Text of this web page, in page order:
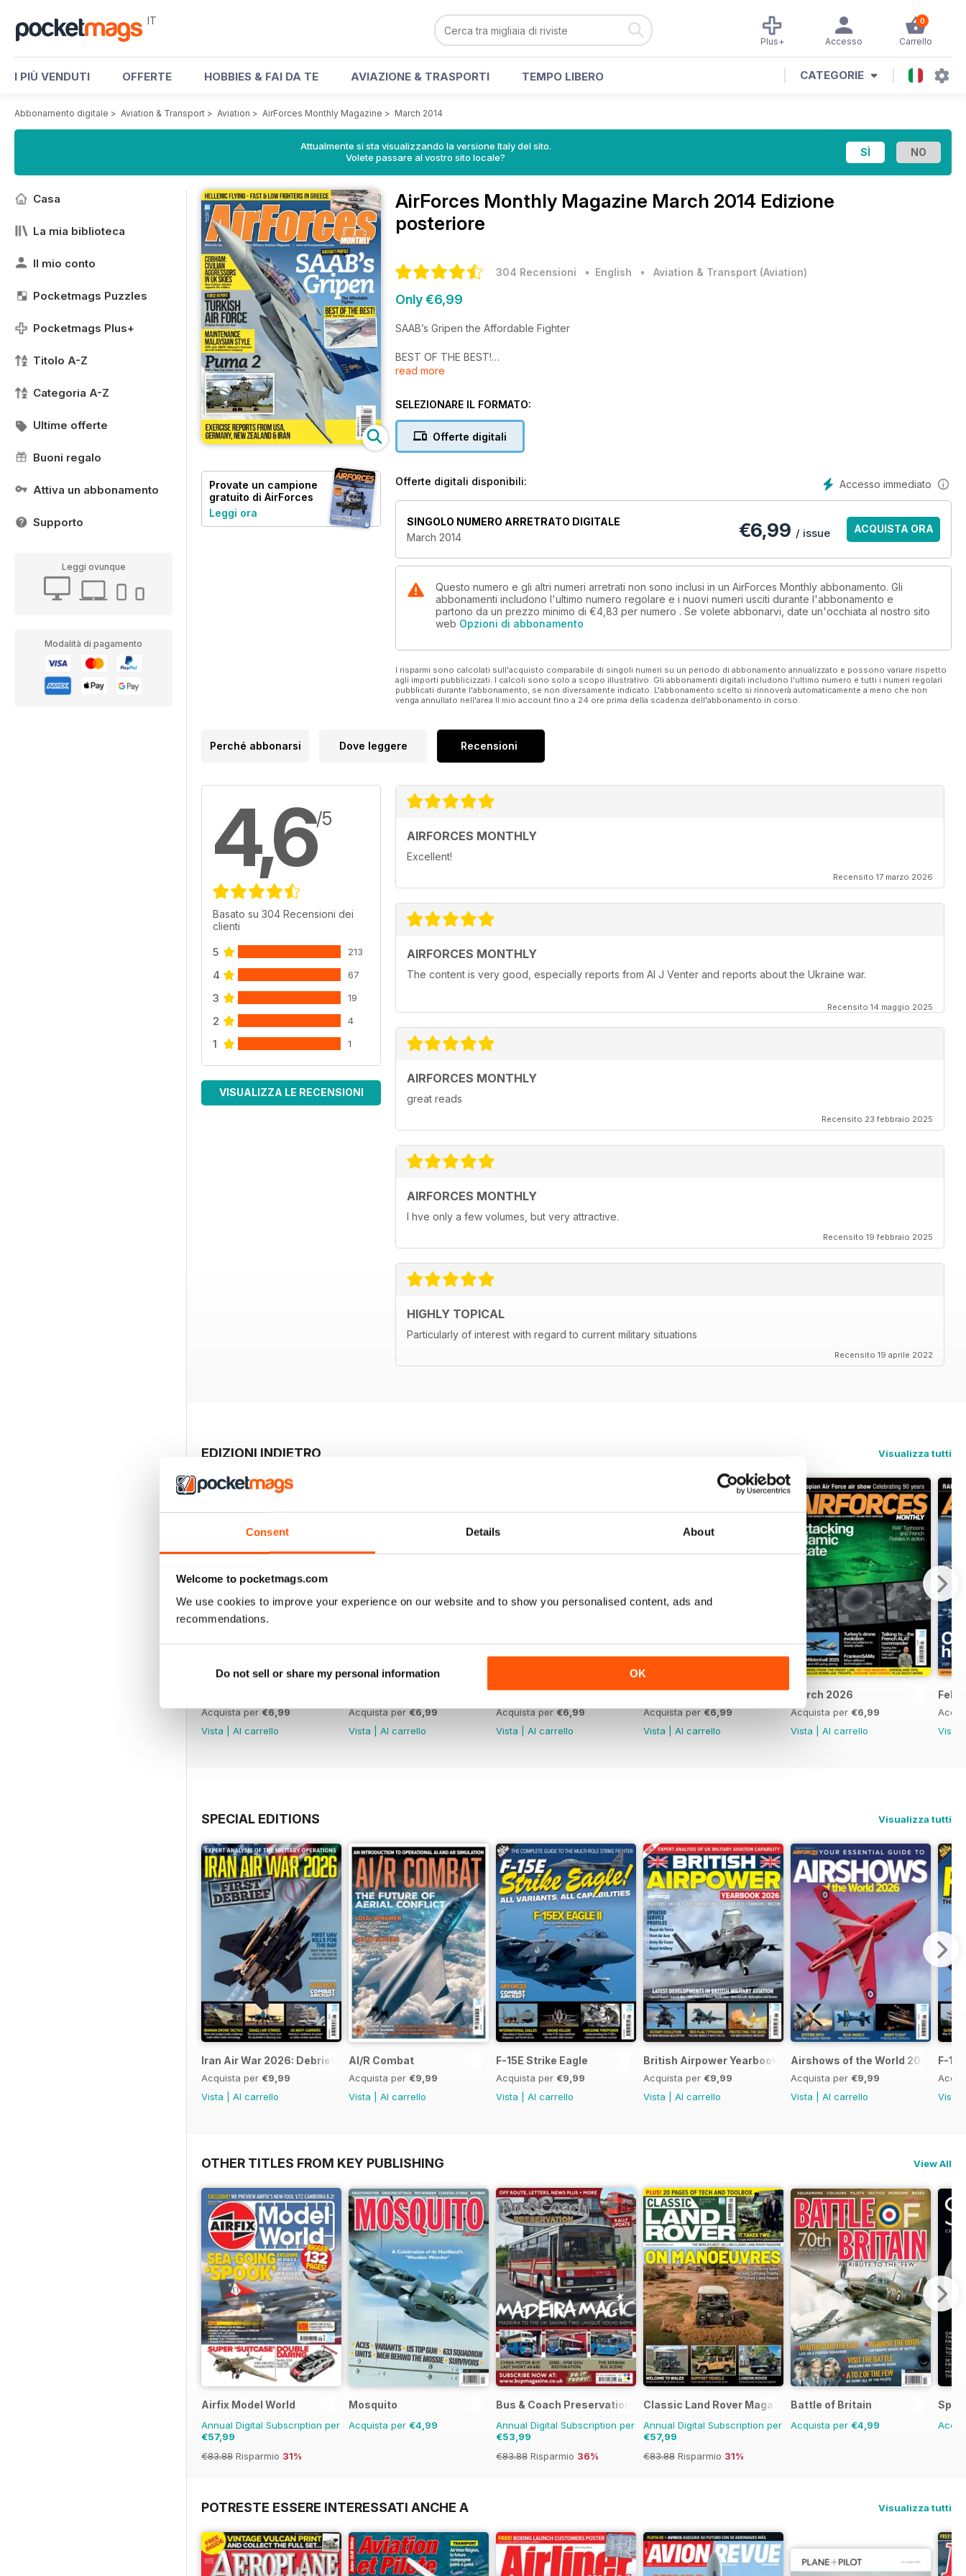
Consent Details About
Welcome to pocketmags.com
We use cookies to improve your experience on our website and to show you personalised content, ads and
recommendations.
Do not sell or share my personal information OK
IT 0
Carrello
Accesso
Plus+
I PIÙ VENDUTI OFFERTE HOBBIES & FAI DA TE AVIAZIONE & TRASPORTI TEMPO LIBERO CATEGORIE
Abbonamento digitale > Aviation & Transport > Aviation > AirForces Monthly Magazine > March 2014
Attualmente si sta visualizzando la versione Italy del sito.
Volete passare al vostro sito locale?
Casa
La mia biblioteca
Il mio conto
Pocketmags Puzzles
Pocketmags Plus+
Titolo A-Z
Categoria A-Z
Ultime offerte
Buoni regalo
Attiva un abbonamento
Supporto
Leggi ovunque
Modalità di pagamento
Provate un campione
gratuito di AirForces
Monthly
Leggi ora
AirForces Monthly Magazine March 2014 Edizione
posteriore
304 Recensioni • English • Aviation & Transport (Aviation)
Only €6,99
SAAB’s Gripen the Affordable Fighter
BEST OF THE BEST!
USAF Test Pilots School
COBHAM: CIVILIAN AGGRESSORS IN UK SKIES
TURKISH AIR FORCE
MAINTENANCE MALAYSIAN STYLE
AFM visits AIROD, Malaysia’s foremost aircraft maintenance company
Puma 2
RAF's New Cat Enters Service
read more
SELEZIONARE IL FORMATO:
Offerte digitali
Accesso immediato
Offerte digitali disponibili:
SINGOLO NUMERO ARRETRATO DIGITALE
March 2014
€6,99 / issue ACQUISTA ORA
Questo numero e gli altri numeri arretrati non sono inclusi in un AirForces Monthly abbonamento. Gli
abbonamenti includono l'ultimo numero regolare e i nuovi numeri usciti durante l'abbonamento e
partono da un prezzo minimo di €4,83 per numero . Se volete abbonarvi, date un'occhiata al nostro sito
web Opzioni di abbonamento
I risparmi sono calcolati sull'acquisto comparabile di singoli numeri su un periodo di abbonamento annualizzato e possono variare rispetto
agli importi pubblicizzati. I calcoli sono solo a scopo illustrativo. Gli abbonamenti digitali includono l'ultimo numero e tutti i numeri regolari
pubblicati durante l'abbonamento, se non diversamente indicato. L'abbonamento scelto si rinnoverà automaticamente a meno che non
venga annullato nell'area Il mio account fino a 24 ore prima della scadenza dell'abbonamento in corso.
Perché abbonarsi Dove leggere Recensioni
4,6/5
Basato su 304 Recensioni dei
clienti
5 213
4 67
3 19
2 4
1 1
VISUALIZZA LE RECENSIONI
AIRFORCES MONTHLY
Excellent!
Recensito 17 marzo 2026
AIRFORCES MONTHLY
The content is very good, especially reports from Al J Venter and reports about the Ukraine war.
Recensito 14 maggio 2025
AIRFORCES MONTHLY
great reads
Recensito 23 febbraio 2025
AIRFORCES MONTHLY
I hve only a few volumes, but very attractive.
Recensito 19 febbraio 2025
HIGHLY TOPICAL
Particularly of interest with regard to current military situations
Recensito 19 aprile 2022
EDIZIONI INDIETRO Visualizza tutti
Acquista per€6,99
Vista
Al carrello
Acquista per€6,99
Vista
Al carrello
May 2026
Acquista per€6,99
Vista
Al carrello
April 2026
Acquista per€6,99
Vista
Al carrello
March 2026
Acquista per €6,99
Vista
Al carrello
Vista
SPECIAL EDITIONS Visualizza tutti
Iran Air War 2026: Debrief
Acquista per €9,99
Vista
Al carrello
AI/R Combat
Acquista per €9,99
Vista
Al carrello
F-15E Strike Eagle
Acquista per €9,99
Vista
Al carrello
British Airpower Yearbook 2026
Acquista per €9,99
Vista
Al carrello
Airshows of the World 2026
Acquista per €9,99
Vista
Al carrello
F-16
Vista
OTHER TITLES FROM KEY PUBLISHING View All
Airfix Model World
Annual Digital Subscription per
€57,99
€83.88 Risparmio 31%
Mosquito
Acquista per €4,99
Bus & Coach Preservation
Annual Digital Subscription per
€53,99
€83.88 Risparmio 36%
Classic Land Rover Magazine
Annual Digital Subscription per
€57,99
€83.88 Risparmio 31%
Battle of Britain
Acquista per €4,99
POTRESTE ESSERE INTERESSATI ANCHE A Visualizza tutti